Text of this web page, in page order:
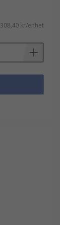
308,40 kr/enhet